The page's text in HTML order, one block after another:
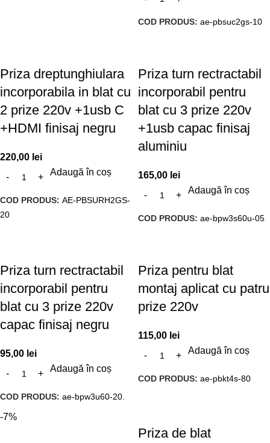
COD PRODUS: ae-pbsuc2gs-10
Priza dreptunghiulara
incorporabila in blat cu
2 prize 220v +1usb C
+HDMI finisaj negru
220,00 lei
Adaugă în coș
COD PRODUS: AE-PBSURH2GS-
20
Priza turn rectractabil
incorporabil pentru
blat cu 3 prize 220v
+1usb capac finisaj
aluminiu
165,00 lei
Adaugă în coș
COD PRODUS: ae-bpw3s60u-05
Priza turn rectractabil
incorporabil pentru
blat cu 3 prize 220v
capac finisaj negru
95,00 lei
Adaugă în coș
COD PRODUS: ae-bpw3u60-20.
Priza pentru blat
montaj aplicat cu patru
prize 220v
115,00 lei
Adaugă în coș
COD PRODUS: ae-pbkt4s-80
-7%
Priza de blat